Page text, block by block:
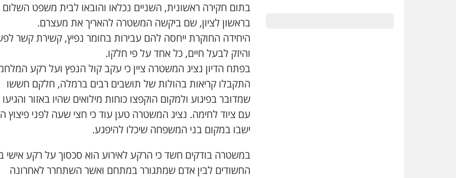
בתום חקירה ראשונית, השניים נכלאו והובאו לבית משפט השלום
בראשון לציון, שם ביקשה המשטרה להאריך את מעצרם.
היחידה החוקרת ייחסה להם עבירות בחומר נפיץ, קשירת קשר
והיזק לבעל חיים, כל אחד על פי חלקו.
בפתח הדיון נציג המשטרה ציין כי עקב קול הנפץ ועל רקע
התקבלו קריאות בהולות של תושבים רבים ברמלה, חלקם חששו
שמדובר בפיגוע ולמקום הוקפצו כוחות מילואים שהיו באזור והגיעו
עם ציוד לחימה. נציג המשטרה טען עוד כי חצי שעה לפני פיצוץ
ישבו במקום בני המשפחה שיכלו להיפגע.
במשטרה בודקים חשד כי הרקע לאירוע הוא סכסוך על רקע אישי
החשודים לבין אדם שמתגורר במתחם ואשר השתחרר לאחרונה